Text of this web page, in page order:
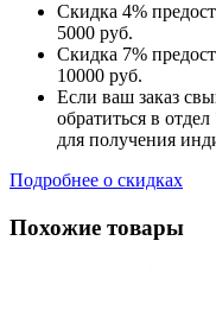
Скидка 4%
5000 руб.
Скидка 7%
10000 руб.
Если ваш заказ
обратиться в
для получения
Подробнее о скидках
Похожие товары